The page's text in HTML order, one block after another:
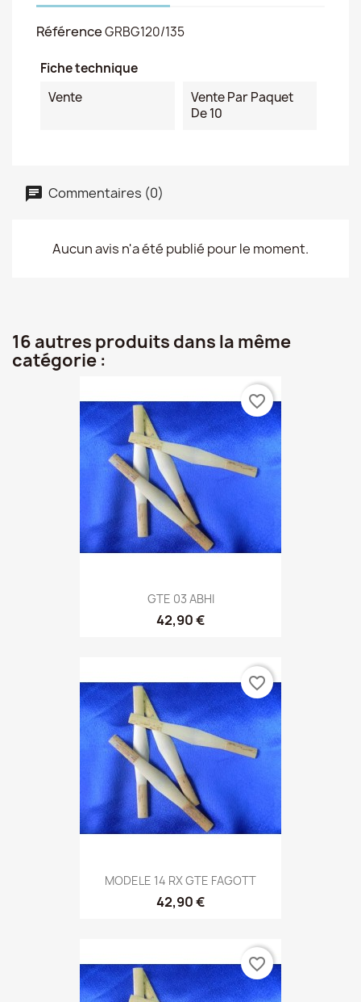
RéférenceGRBG120/135
Fiche technique
Vente
Vente Par Paquet
De 10
Commentaires (0)
Aucun avis n'a été publié pour le moment.
16 autres produits dans la même
catégorie :
GTE 03 ABHI
42,90 €
favorite_border
MODELE 14 RX GTE FAGOTT
42,90 €
favorite_border
favorite_border